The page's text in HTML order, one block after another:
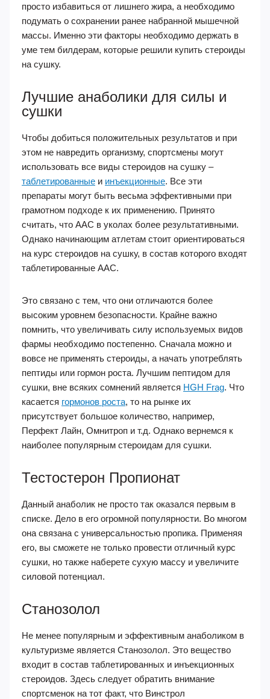
просто избавиться от лишнего жира, а необходимо
подумать о сохранении ранее набранной мышечной
массы. Именно эти факторы необходимо держать в
уме тем билдерам, которые решили купить стероиды
на сушку.
Лучшие анаболики для силы и
сушки
Чтобы добиться положительных результатов и при
этом не навредить организму, спортсмены могут
использовать все виды стероидов на сушку –
таблетированные и инъекционные. Все эти
препараты могут быть весьма эффективными при
грамотном подходе к их применению. Принято
считать, что ААС в уколах более результативными.
Однако начинающим атлетам стоит ориентироваться
на курс стероидов на сушку, в состав которого входят
таблетированные ААС.
Это связано с тем, что они отличаются более
высоким уровнем безопасности. Крайне важно
помнить, что увеличивать силу используемых видов
фармы необходимо постепенно. Сначала можно и
вовсе не применять стероиды, а начать употреблять
пептиды или гормон роста. Лучшим пептидом для
сушки, вне всяких сомнений является HGH Frag. Что
касается гормонов роста, то на рынке их
присутствует большое количество, например,
Перфект Лайн, Омнитроп и т.д. Однако вернемся к
наиболее популярным стероидам для сушки.
Тестостерон Пропионат
Данный анаболик не просто так оказался первым в
списке. Дело в его огромной популярности. Во многом
она связана с универсальностью пропика. Применяя
его, вы сможете не только провести отличный курс
сушки, но также наберете сухую массу и увеличите
силовой потенциал.
Станозолол
Не менее популярным и эффективным анаболиком в
культуризме является Станозолол. Это вещество
входит в состав таблетированных и инъекционных
стероидов. Здесь следует обратить внимание
спортсменок на тот факт, что Винстрол